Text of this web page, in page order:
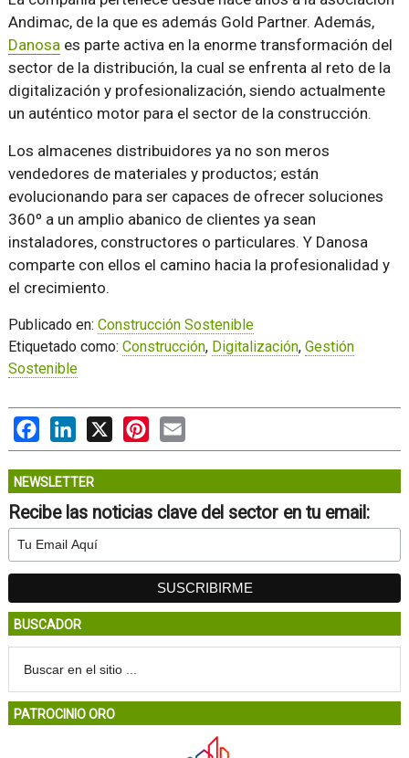
Andimac, de la que es además Gold Partner. Además,
Danosa es parte activa en la enorme transformación del
sector de la distribución, la cual se enfrenta al reto de la
digitalización y profesionalización, siendo actualmente
un auténtico motor para el sector de la construcción.
Los almacenes distribuidores ya no son meros
vendedores de materiales y productos; están
evolucionando para ser capaces de ofrecer soluciones
360º a un amplio abanico de clientes ya sean
instaladores, constructores o particulares. Y Danosa
comparte con ellos el camino hacia la profesionalidad y
el crecimiento.
Publicado en: Construcción Sostenible
Etiquetado como: Construcción, Digitalización, Gestión
Sostenible
FacebookLinkedIn
X PinterestEmail
NEWSLETTER
Recibe las noticias clave del sector en tu email:
BUSCADOR
PATROCINIO ORO